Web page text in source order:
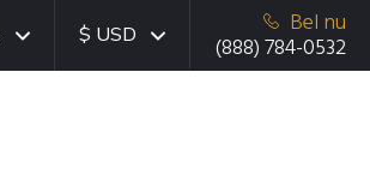
$ USD
Bel nu
(888) 784-0532